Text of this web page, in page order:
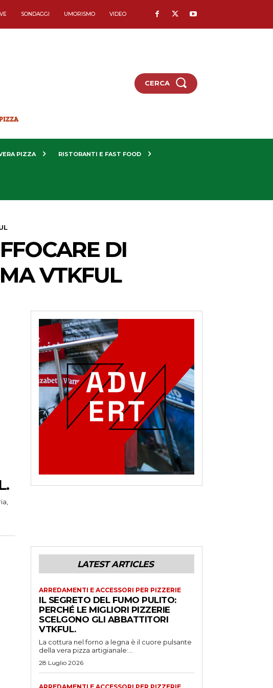
SONDAGGI UMORISMO VIDEO
CERCA
PIZZA RISTORANTI E FAST FOOD
DI
VTKFUL
LATEST ARTICLES
ARREDAMENTI E ACCESSORI PER PIZZERIE
IL SEGRETO DEL FUMO PULITO:
PERCHÉ LE MIGLIORI PIZZERIE
SCELGONO GLI ABBATTITORI
VTKFUL.
La cottura nel forno a legna è il cuore pulsante
della vera pizza artigianale:...
28 Luglio 2026